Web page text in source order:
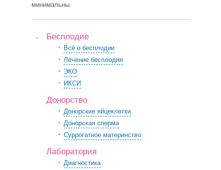
минимальны.
Бесплодие
Всё о бесплодии
Лечение бесплодия
ЭКО
ИКСИ
Донорство
Донорские яйцеклетки
Донорская сперма
Суррогатное материнство
Лаборатория
Диагностика